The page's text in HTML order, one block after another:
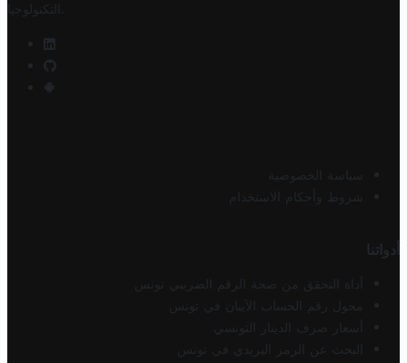
التكنولوجيا
سياسة الخصوصية
شروط وأحكام الاستخدام
أدواتنا
أداة التحقق من صحة الرقم الضريبي تونس
محول رقم الحساب الآيبان في تونس
أسعار صرف الدينار التونسي
البحث عن الرمز البريدي في تونس